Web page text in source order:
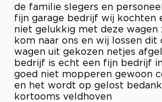
de familie slegers en
fijn garage bedrijf wij kochten
niet gelukkig met deze
kom naar ons en wij lossen dit
wagen uit gekozen netjes
bedrijf is echt een fijn bedrijf
goed niet mopperen gewoon
en het wordt op gelost
kortooms veldhoven